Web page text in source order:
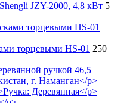
JZY-2000, 4,8 кВт 5
торцевыми HS-01 250